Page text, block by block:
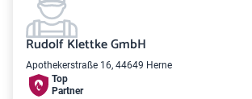
Rudolf Klettke GmbH
Apothekerstraße 16, 44649 Herne
Top
Partner